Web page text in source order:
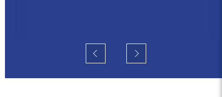
En savoir plus
Slide précédentSlide suivant